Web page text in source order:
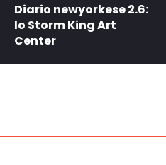
Diario newyorkese 2.6:
lo Storm King Art
Center